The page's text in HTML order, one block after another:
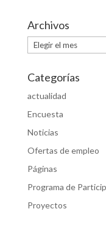
Archivos
Archivos
Categorías
actualidad
Encuesta
Noticias
Ofertas de empleo
Páginas
Programa de
Proyectos